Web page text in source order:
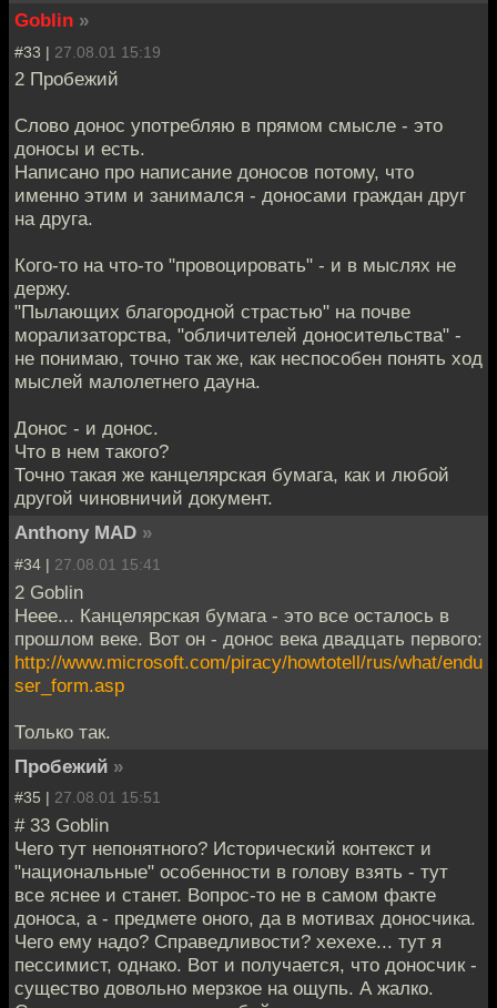
Goblin »
#33 | 27.08.01 15:19
2 Пробежий
Слово донос употребляю в прямом смысле - это
доносы и есть.
Написано про написание доносов потому, что
именно этим и занимался - доносами граждан друг
на друга.
Кого-то на что-то "провоцировать" - и в мыслях не
держу.
"Пылающих благородной страстью" на почве
морализаторства, "обличителей доносительства" -
не понимаю, точно так же, как неспособен понять ход
мыслей малолетнего дауна.
Донос - и донос.
Что в нем такого?
Точно такая же канцелярская бумага, как и любой
другой чиновничий документ.
Anthony MAD »
#34 | 27.08.01 15:41
2 Goblin
Неее... Канцелярская бумага - это все осталось в
прошлом веке. Вот он - донос века двадцать первого:
http://www.microsoft.com/piracy/howtotell/rus/what/endu
ser_form.asp
Только так.
Пробежий »
#35 | 27.08.01 15:51
# 33 Goblin
Чего тут непонятного? Исторический контекст и
"национальные" особенности в голову взять - тут
все яснее и станет. Вопрос-то не в самом факте
доноса, а - предмете оного, да в мотивах доносчика.
Чего ему надо? Справедливости? хехехе... тут я
пессимист, однако. Вот и получается, что доносчик -
существо довольно мерзкое на ощупь. А жалко.